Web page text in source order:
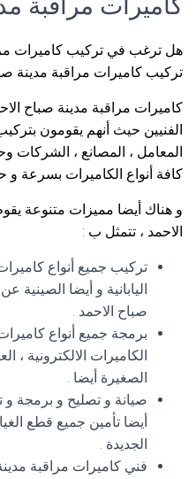
هل ترغب في تركيب كاميرات
تركيب كاميرات مراقبة مدينة
كاميرات مراقبة مدينة صباح
الفنيين حيث أنهم يقومون
المعامل ، المصانع ، الشركات
كافة أنواع الكاميرات بسرعة و
و هناك أيضا مميزات متنوعة
الاحمد ، تتمثل ب :
تركيب جميع أنواع كاميرات
اليابانية و أيضا
صباح الاحمد .
برمجة جميع أنواع
الكاميرات الالكترونية ،
الصغيرة أيضا .
صيانة و تصليح و برمجة و
أيضا تأمين جميع قطع
الجديدة .
فني كاميرات مراقبة